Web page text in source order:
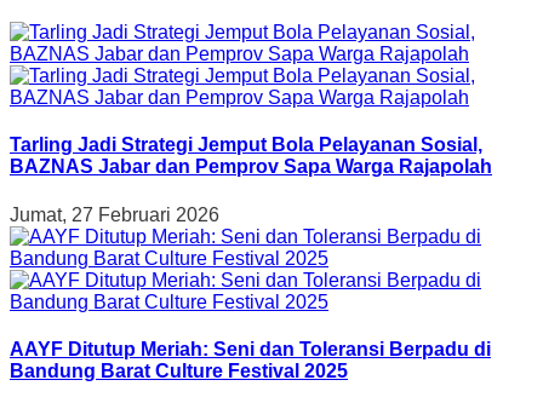
Tarling Jadi Strategi Jemput Bola Pelayanan Sosial,
BAZNAS Jabar dan Pemprov Sapa Warga Rajapolah
Jumat, 27 Februari 2026
AAYF Ditutup Meriah: Seni dan Toleransi Berpadu di
Bandung Barat Culture Festival 2025